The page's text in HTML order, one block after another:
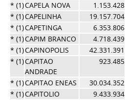
* (1)CAPELA NOVA 1.153.428
* (1)CAPELINHA 19.157.704
* (1)CAPETINGA 6.353.806
* (1)CAPIM BRANCO 4.718.439
* (1)CAPINOPOLIS 42.331.391
* (1)CAPITAO
ANDRADE
923.485
* (1)CAPITAO ENEAS 30.034.352
* (1)CAPITOLIO 9.433.934